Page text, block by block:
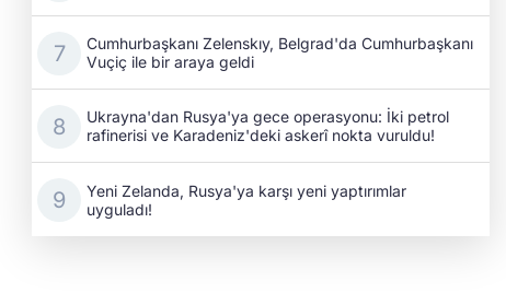
Cumhurbaşkanı Zelenskıy, Belgrad'da Cumhurbaşkanı
Vuçiç ile bir araya geldi
Ukrayna'dan Rusya'ya gece operasyonu: İki petrol
rafinerisi ve Karadeniz'deki askerî nokta vuruldu!
Yeni Zelanda, Rusya'ya karşı yeni yaptırımlar
uyguladı!